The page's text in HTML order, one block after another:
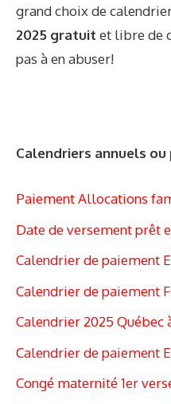
grand choix de
2025 gratuit et libre de
pas à en abuser!
Calendriers annuels
Paiement Allocations
Date de versement prêt
Calendrier de paiement
Calendrier de paiement
Calendrier 2025
Calendrier de paiement
Congé maternité 1er